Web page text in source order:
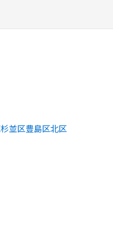
杉並区豊島区北区